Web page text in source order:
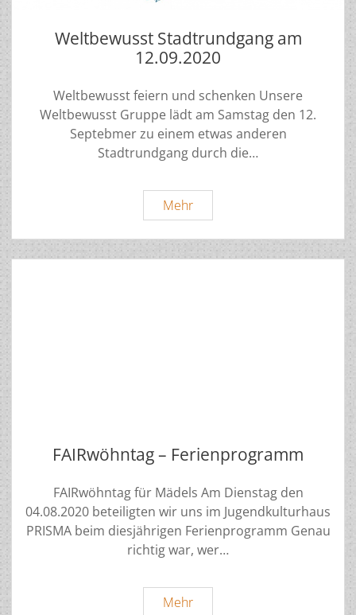
Weltbewusst Stadtrundgang am
12.09.2020
Weltbewusst feiern und schenken Unsere
Weltbewusst Gruppe lädt am Samstag den 12.
Septebmer zu einem etwas anderen
Stadtrundgang durch die…
MehrWeltbewusst
Stadtrundgang
am
12.09.2020
FAIRwöhntag – Ferienprogramm
FAIRwöhntag für Mädels Am Dienstag den
04.08.2020 beteiligten wir uns im Jugendkulturhaus
PRISMA beim diesjährigen Ferienprogramm Genau
richtig war, wer…
MehrFAIRwöhntag